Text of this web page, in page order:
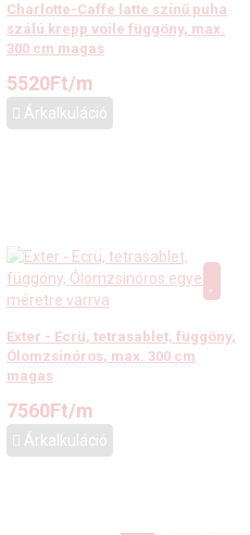
Charlotte-Caffe latte színű puha
szálú krepp voile függöny, max.
300 cm magas
5520Ft/m
Árkalkuláció
Exter - Ecrü, tetrasablet, függöny,
Ólomzsinóros, max. 300 cm
magas
7560Ft/m
Árkalkuláció